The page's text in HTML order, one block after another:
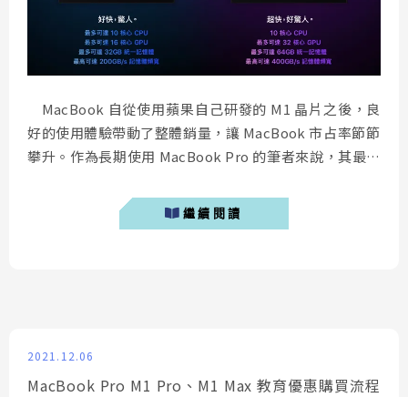
MacBook 自從使用蘋果自己研發的 M1 晶片之後，良
好的使用體驗帶動了整體銷量，讓 MacBook 市占率節節
攀升。作為長期使用 MacBook Pro 的筆者來說，其最大
過本文筆者將介紹該如何挑選適合自己的 MacBook，以
及該如何用更低的價格購買 MacBook。 ...
繼續閱讀
2021.12.06
MacBook Pro M1 Pro、M1 Max 教育優惠購買流程